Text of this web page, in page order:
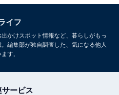
教室は有料・要予約）
人300円から！ “江戸の大坂”や
イフ
かけスポット情報など、暮らしがもっ
編集部が独自調査した、気になる他人
す。
サービス